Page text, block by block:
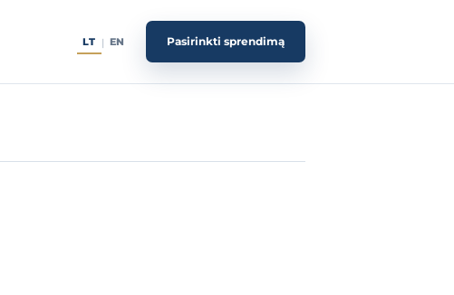
LT | EN Pasirinkti sprendimą